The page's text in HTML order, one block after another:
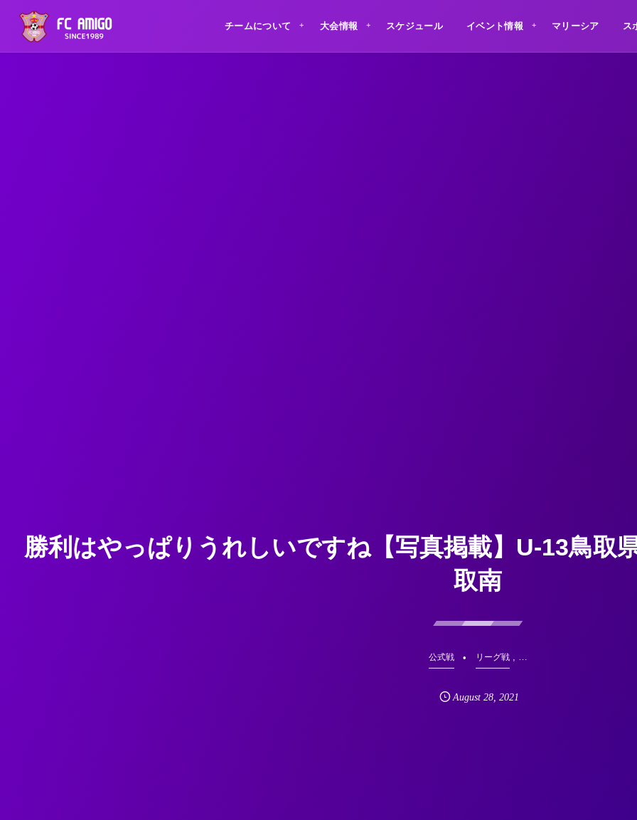
チームについて 大会情報 スケジュール イベント情報 マリーシア ス
勝利はやっぱりうれしいですね【写真掲載】U-13鳥取
取南
公式戦 リーグ戦, …
August 28,2021